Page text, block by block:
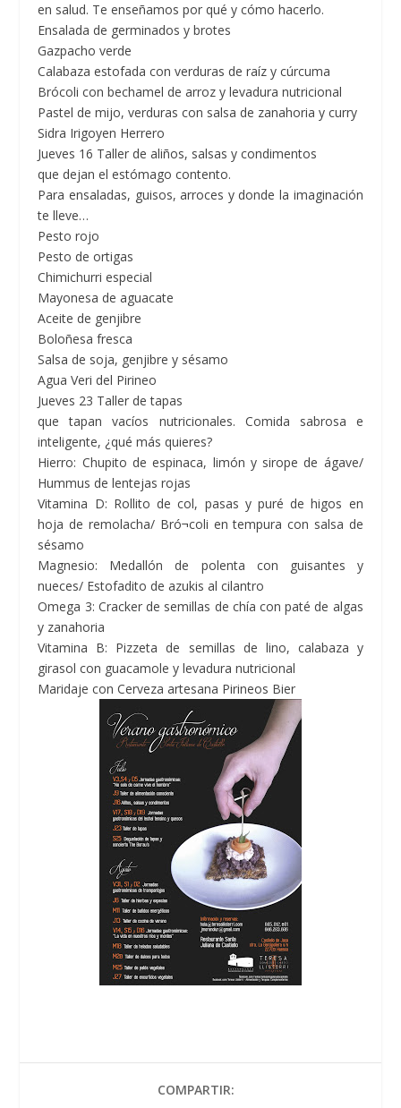
en salud. Te enseñamos por qué y cómo hacerlo.
Ensalada de germinados y brotes
Gazpacho verde
Calabaza estofada con verduras de raíz y cúrcuma
Brócoli con bechamel de arroz y levadura nutricional
Pastel de mijo, verduras con salsa de zanahoria y curry
Sidra Irigoyen Herrero
Jueves 16 Taller de aliños, salsas y condimentos
que dejan el estómago contento.
Para ensaladas, guisos, arroces y donde la imaginación
te lleve…
Pesto rojo
Pesto de ortigas
Chimichurri especial
Mayonesa de aguacate
Aceite de genjibre
Boloñesa fresca
Salsa de soja, genjibre y sésamo
Agua Veri del Pirineo
Jueves 23 Taller de tapas
que tapan vacíos nutricionales. Comida sabrosa e
inteligente, ¿qué más quieres?
Hierro: Chupito de espinaca, limón y sirope de ágave/
Hummus de lentejas rojas
Vitamina D: Rollito de col, pasas y puré de higos en
hoja de remolacha/ Bró¬coli en tempura con salsa de
sésamo
Magnesio: Medallón de polenta con guisantes y
nueces/ Estofadito de azukis al cilantro
Omega 3: Cracker de semillas de chía con paté de algas
y zanahoria
Vitamina B: Pizzeta de semillas de lino, calabaza y
girasol con guacamole y levadura nutricional
Maridaje con Cerveza artesana Pirineos Bier
COMPARTIR: